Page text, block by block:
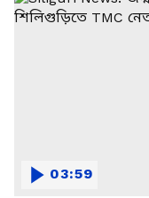
03:59